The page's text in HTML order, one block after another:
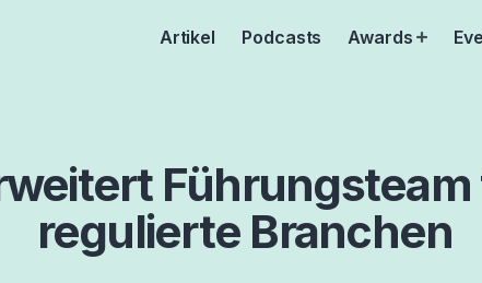
Artikel Podcasts Awards Open
Führungsteam
regulierte Branchen